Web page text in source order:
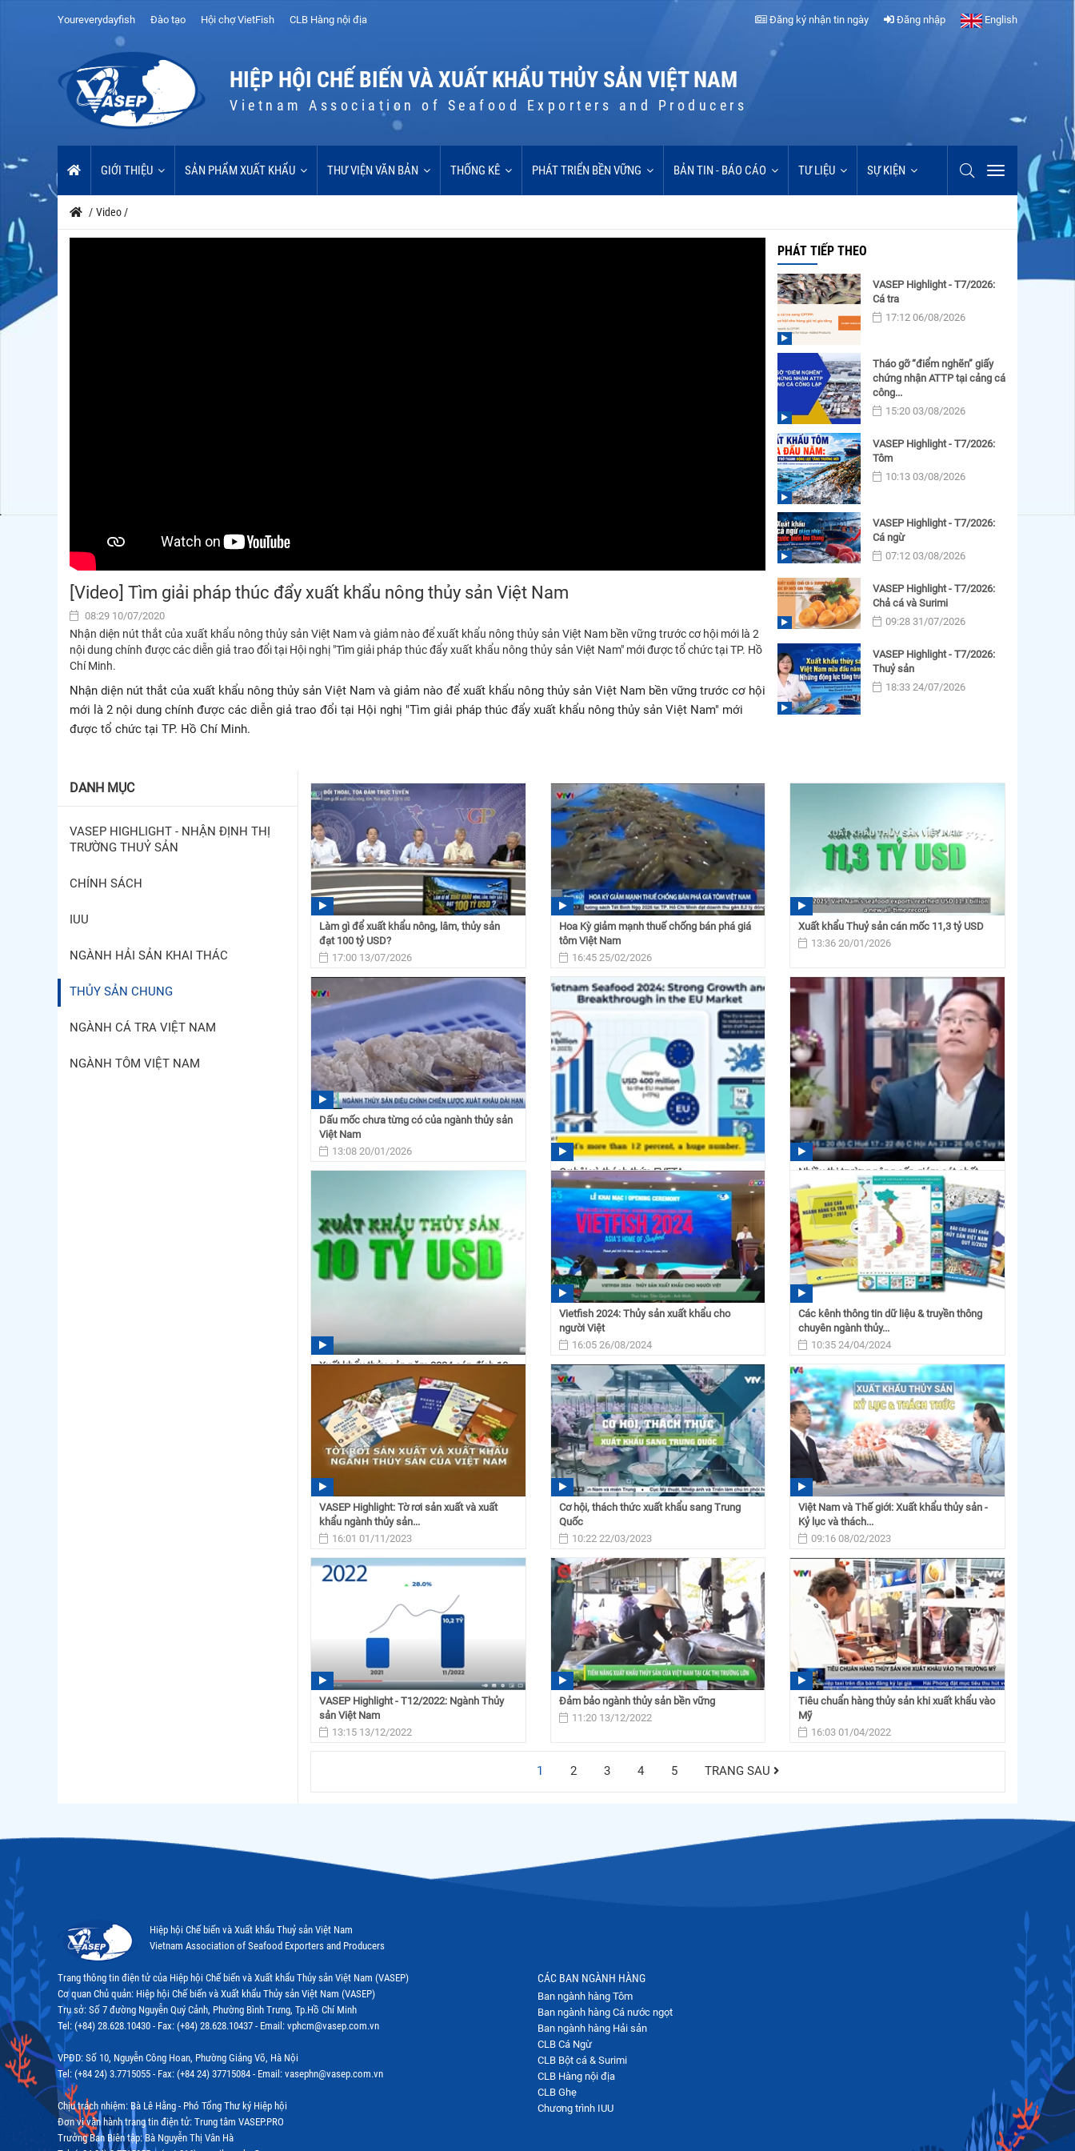
Youreverydayfish Đào tạo Hội chợ VietFish CLB Hàng nội địa Đăng ký nhận tin ngày Đăng nhập English
HIỆP HỘI CHẾ BIẾN VÀ XUẤT KHẨU THỦY SẢN VIỆT NAM
Vietnam Association of Seafood Exporters and Producers
GIỚI THIỆU SẢN PHẨM XUẤT KHẨU THƯ VIỆN VĂN BẢN THỐNG KÊ PHÁT TRIỂN BỀN VỮNG BẢN TIN - BÁO CÁO TƯ LIỆU SỰ KIỆN
/ Video /
[Video] Tìm giải pháp thúc đẩy xuất khẩu nông thủy sản Việt Nam
08:29 10/07/2020
Nhận diện nút thắt của xuất khẩu nông thủy sản Việt Nam và giảm nào để xuất khẩu nông thủy sản Việt Nam bền vững trước cơ hội mới là 2
nội dung chính được các diễn giả trao đổi tại Hội nghị "Tìm giải pháp thúc đẩy xuất khẩu nông thủy sản Việt Nam" mới được tổ chức tại TP. Hồ
Chí Minh.
Nhận diện nút thắt của xuất khẩu nông thủy sản Việt Nam và giảm nào để xuất khẩu nông thủy sản Việt Nam bền vững trước cơ hội
mới là 2 nội dung chính được các diễn giả trao đổi tại Hội nghị "Tìm giải pháp thúc đẩy xuất khẩu nông thủy sản Việt Nam" mới
được tổ chức tại TP. Hồ Chí Minh.
PHÁT TIẾP THEO
VASEP Highlight - T7/2026:
Cá tra
17:12 06/08/2026
Tháo gỡ “điểm nghẽn” giấy
chứng nhận ATTP tại cảng cá
công...
15:20 03/08/2026
VASEP Highlight - T7/2026:
Tôm
10:13 03/08/2026
VASEP Highlight - T7/2026:
Cá ngừ
07:12 03/08/2026
VASEP Highlight - T7/2026:
Chả cá và Surimi
09:28 31/07/2026
VASEP Highlight - T7/2026:
Thuỷ sản
18:33 24/07/2026
DANH MỤC
VASEP HIGHLIGHT - NHẬN ĐỊNH THỊ
TRƯỜNG THUỶ SẢN
CHÍNH SÁCH
IUU
NGÀNH HẢI SẢN KHAI THÁC
THỦY SẢN CHUNG
NGÀNH CÁ TRA VIỆT NAM
NGÀNH TÔM VIỆT NAM
Làm gì để xuất khẩu nông, lâm, thủy sản
đạt 100 tỷ USD?
17:00 13/07/2026
Hoa Kỳ giảm mạnh thuế chống bán phá giá
tôm Việt Nam
16:45 25/02/2026
Xuất khẩu Thuỷ sản cán mốc 11,3 tỷ USD
13:36 20/01/2026
Dấu mốc chưa từng có của ngành thủy sản
Việt Nam
13:08 20/01/2026
Cơ hội và thách thức EVFTA
16:58 15/12/2025
Nhiều thị trường nâng cấp giám sát chất
lượng thủy sản...
10:32 02/04/2025
Xuất khẩu thủy sản năm 2024 cán đích 10
22:23 23/12/2024
Vietfish 2024: Thủy sản xuất khẩu cho
người Việt
16:05 26/08/2024
Các kênh thông tin dữ liệu & truyền thông
chuyên ngành thủy...
10:35 24/04/2024
VASEP Highlight: Tờ rơi sản xuất và xuất
khẩu ngành thủy sản...
16:01 01/11/2023
Cơ hội, thách thức xuất khẩu sang Trung
Quốc
10:22 22/03/2023
Việt Nam và Thế giới: Xuất khẩu thủy sản -
Kỷ lục và thách...
09:16 08/02/2023
VASEP Highlight - T12/2022: Ngành Thủy
sản Việt Nam
13:15 13/12/2022
Đảm bảo ngành thủy sản bền vững
11:20 13/12/2022
Tiêu chuẩn hàng thủy sản khi xuất khẩu vào
Mỹ
16:03 01/04/2022
1 2 3 4 5 TRANG SAU
Hiệp hội Chế biến và Xuất khẩu Thuỷ sản Việt Nam
Vietnam Association of Seafood Exporters and Producers
Trang thông tin điện tử của Hiệp hội Chế biến và Xuất khẩu Thủy sản Việt Nam (VASEP)
Cơ quan Chủ quản: Hiệp hội Chế biến và Xuất khẩu Thủy sản Việt Nam (VASEP)
Trụ sở: Số 7 đường Nguyễn Quý Cảnh, Phường Bình Trưng, Tp.Hồ Chí Minh
Tel: (+84) 28.628.10430 - Fax: (+84) 28.628.10437 - Email: vphcm@vasep.com.vn
VPĐD: Số 10, Nguyễn Công Hoan, Phường Giảng Võ, Hà Nội
Tel: (+84 24) 3.7715055 - Fax: (+84 24) 37715084 - Email: vasephn@vasep.com.vn
Chịu trách nhiệm: Bà Lê Hằng - Phó Tổng Thư ký Hiệp hội
Đơn vị vận hành trang tin điện tử: Trung tâm VASEP.PRO
Trưởng Ban Biên tập: Bà Nguyễn Thị Vân Hà
CÁC BAN NGÀNH HÀNG
Ban ngành hàng Tôm
Ban ngành hàng Cá nước ngọt
Ban ngành hàng Hải sản
CLB Cá Ngừ
CLB Bột cá & Surimi
CLB Hàng nội địa
CLB Ghẹ
Chương trình IUU